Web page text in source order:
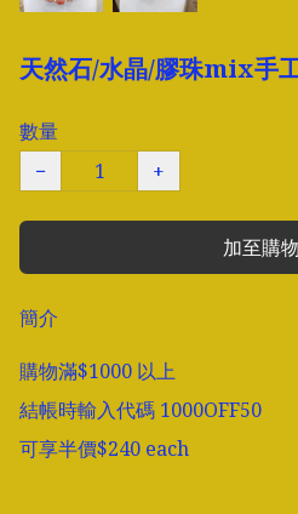
天然石/水晶/膠珠mix手
數量
−
+
加至購
簡介
購物滿$1000 以上
結帳時輸入代碼 1000OFF50
可享半價$240 each